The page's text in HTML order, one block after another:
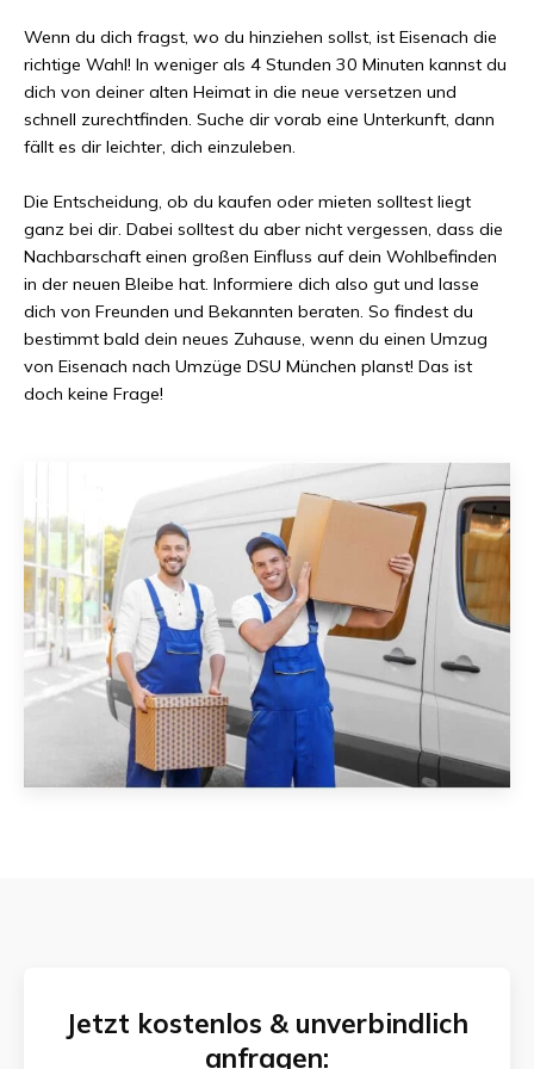
Wenn du dich fragst, wo du hinziehen sollst, ist Eisenach die
richtige Wahl! In weniger als 4 Stunden 30 Minuten kannst du
dich von deiner alten Heimat in die neue versetzen und
schnell zurechtfinden. Suche dir vorab eine Unterkunft, dann
fällt es dir leichter, dich einzuleben.
Die Entscheidung, ob du kaufen oder mieten solltest liegt
ganz bei dir. Dabei solltest du aber nicht vergessen, dass die
Nachbarschaft einen großen Einfluss auf dein Wohlbefinden
in der neuen Bleibe hat. Informiere dich also gut und lasse
dich von Freunden und Bekannten beraten. So findest du
bestimmt bald dein neues Zuhause, wenn du einen Umzug
von Eisenach nach Umzüge DSU München planst! Das ist
doch keine Frage!
Jetzt kostenlos & unverbindlich
anfragen: